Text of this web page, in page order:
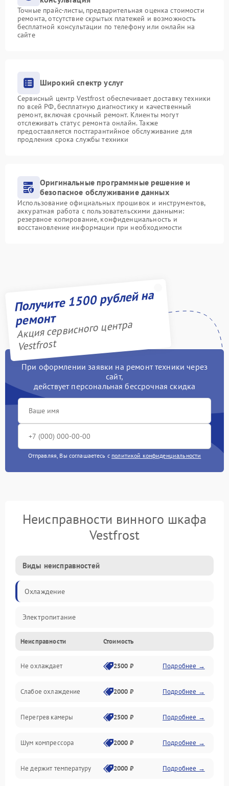
Точные прайс-листы, предварительная оценка стоимости
ремонта, отсутствие скрытых платежей и возможность
бесплатной консультации по телефону или онлайн на
сайте
Широкий спектр услуг
Сервисный центр Vestfrost обеспечивает доставку техники
по всей РФ, бесплатную диагностику и качественный
ремонт, включая срочный ремонт. Клиенты могут
отслеживать статус ремонта онлайн. Также
предоставляется постгарантийное обслуживание для
продления срока службы техники
Оригинальные программные решение и
безопасное обслуживание данных
Использование официальных прошивок и инструментов,
аккуратная работа с пользовательскими данными:
резервное копирование, конфиденциальность и
восстановление информации при необходимости
Получите 1500 рублей на
ремонт
Акция сервисного центра
Vestfrost
При оформлении заявки на ремонт техники через
сайт,
действует персональная бессрочная скидка
Отправляя, Вы соглашаетесь с политикой конфиденциальности
Неисправности винного шкафа
Vestfrost
Виды неисправностей
Охлаждение
Электропитание
Неисправности Стоимость
Не охлаждает 2500 ₽ Подробнее →
Слабое охлаждение 2000 ₽ Подробнее →
Перегрев камеры 2500 ₽ Подробнее →
Шум компрессора 2000 ₽ Подробнее →
Не держит температуру 2000 ₽ Подробнее →